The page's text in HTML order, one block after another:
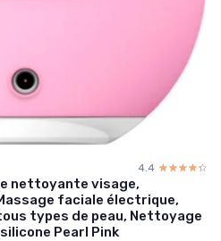
4.4 ☆☆☆☆☆
★★★★★
nettoyante visage,
faciale électrique,
types de peau, Nettoyage
Pearl Pink